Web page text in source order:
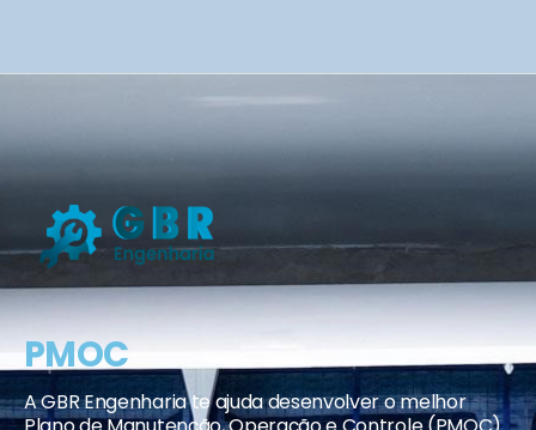
PMOC
A GBR Engenharia te ajuda desenvolver o melhor